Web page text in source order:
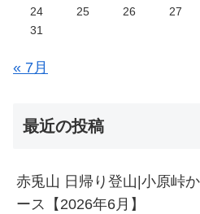
24
25 26 27
31
« 7月
最近の投稿
赤兎山 日帰り登山|小原峠
ース【2026年6月】